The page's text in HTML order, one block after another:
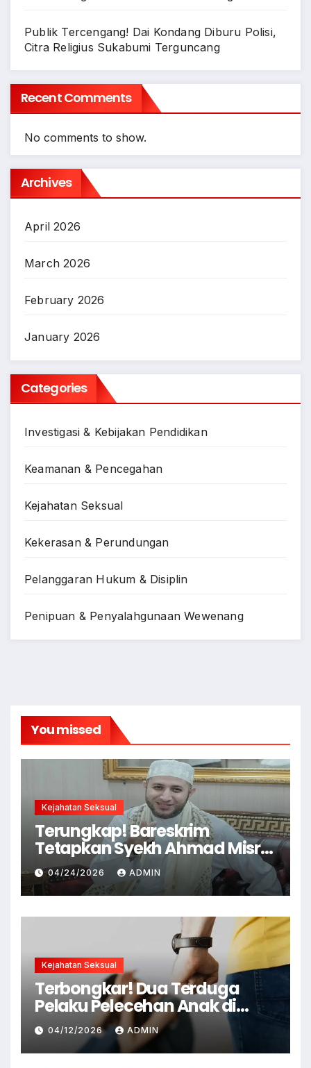
Publik Tercengang! Dai Kondang Diburu Polisi,
Citra Religius Sukabumi Terguncang
Recent Comments
No comments to show.
Archives
April 2026
March 2026
February 2026
January 2026
Categories
Investigasi & Kebijakan Pendidikan
Keamanan & Pencegahan
Kejahatan Seksual
Kekerasan & Perundungan
Pelanggaran Hukum & Disiplin
Penipuan & Penyalahgunaan Wewenang
You missed
Kejahatan Seksual
Terungkap! Bareskrim
Tetapkan Syekh Ahmad Misry
Tersangka, Kasus Dugaan
Pelecehan Seksual
04/24/2026 ADMIN
Kejahatan Seksual
Terbongkar! Dua Terduga
Pelaku Pelecehan Anak di
Cianjur Ditangkap Polisi
04/12/2026 ADMIN